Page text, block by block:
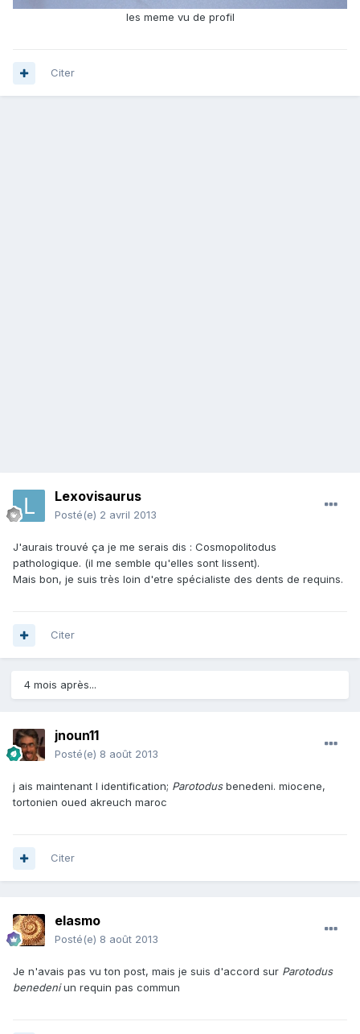
les meme vu de profil
Citer
Lexovisaurus
Posté(e) 2 avril 2013
J'aurais trouvé ça je me serais dis : Cosmopolitodus
pathologique. (il me semble qu'elles sont lissent).
Mais bon, je suis très loin d'etre spécialiste des dents de requins.
Citer
4 mois après...
jnoun11
Posté(e) 8 août 2013
j ais maintenant l identification; Parotodusbenedeni. miocene,
tortonien oued akreuch maroc
Citer
elasmo
Posté(e) 8 août 2013
Je n'avais pas vu ton post, mais je suis d'accord sur Parotodus
benedeniun requin pas commun